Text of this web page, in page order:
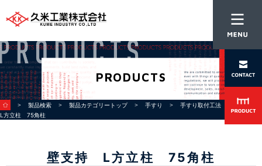
PRODUCTS
＞ 製品検索 ＞ 製品カテゴリートップ＞ 手すり ＞ 手すり取付工法 ＞ 壁支持
L方立柱 75角柱
壁支持 L方立柱 75角柱